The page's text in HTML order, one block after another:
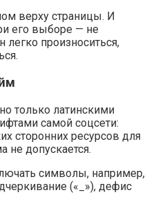
верху страницы. И
его выборе — не
произноситься,
только латинскими
самой соцсети:
сторонних ресурсов для
не допускается.
символы, например,
(«_»), дефис